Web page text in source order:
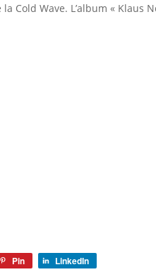
Cold Wave. L’album « Klaus
Pin LinkedIn